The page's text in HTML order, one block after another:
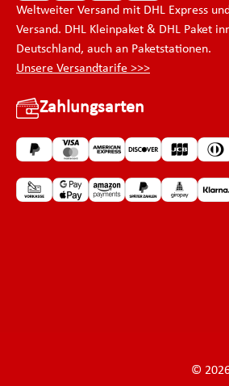
Zahlungsarten
Weltweiter Versand mit DHL Express
Versand. DHL Kleinpaket & DHL Paket
Deutschland, auch an Paketstationen.
Unsere Versandtarife >>>
©